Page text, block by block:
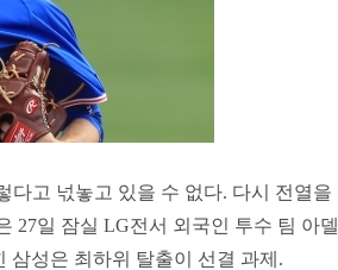
다고 넋놓고 있을 수 없다. 다시 전열을
27일 잠실 LG전서 외국인 투수 팀 아델
삼성은 최하위 탈출이 선결 과제.